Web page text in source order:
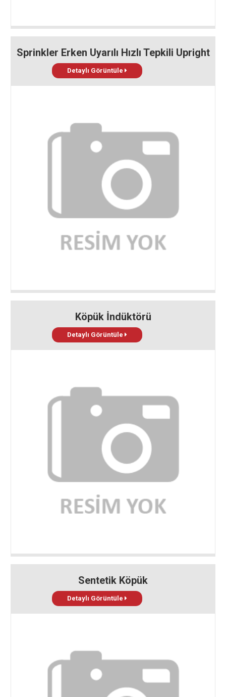
Sprinkler Erken Uyarılı Hızlı Tepkili Upright
Detaylı Görüntüle
Köpük İndüktörü
Detaylı Görüntüle
Sentetik Köpük
Detaylı Görüntüle